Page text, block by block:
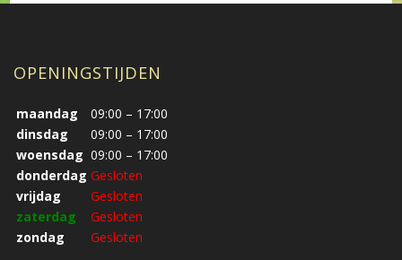
OPENINGSTIJDEN
maandag
09:00 – 17:00
dinsdag
09:00 – 17:00
woensdag 09:00 – 17:00
donderdag Gesloten
vrijdag
Gesloten
zaterdag
Gesloten
zondag
Gesloten